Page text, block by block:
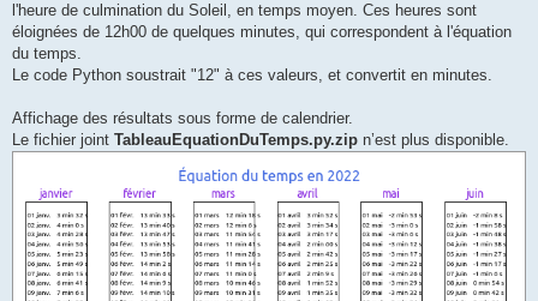
l'heure de culmination du Soleil, en temps moyen. Ces heures sont
éloignées de 12h00 de quelques minutes, qui correspondent à l'équation
du temps.
Le code Python soustrait "12" à ces valeurs, et convertit en minutes.
Affichage des résultats sous forme de calendrier.
Le fichier joint TableauEquationDuTemps.py.zip n’est plus disponible.